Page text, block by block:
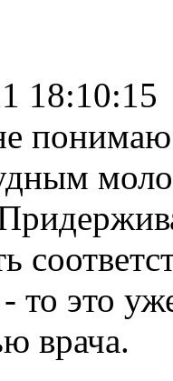
18:10:15
понимаю
то это
врача.